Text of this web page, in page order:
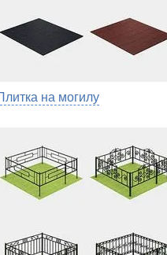
на могилу